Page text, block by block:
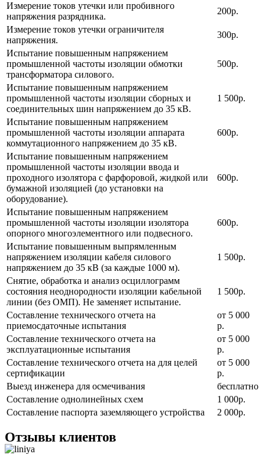
Измерение токов утечки или пробивного
напряжения разрядника.
200р.
Измерение токов утечки ограничителя
напряжения.
300р.
Испытание повышенным напряжением
промышленной частоты изоляции обмотки
трансформатора силового.
500р.
Испытание повышенным напряжением
промышленной частоты изоляции сборных и
соединительных шин напряжением до 35 кВ.
1 500р.
Испытание повышенным напряжением
промышленной частоты изоляции аппарата
коммутационного напряжением до 35 кВ.
600р.
Испытание повышенным напряжением
промышленной частоты изоляции ввода и
проходного изолятора с фарфоровой, жидкой или
бумажной изоляцией (до установки на
оборудование).
600р.
Испытание повышенным напряжением
промышленной частоты изоляции изолятора
опорного многоэлементного или подвесного.
600р.
Испытание повышенным выпрямленным
напряжением изоляции кабеля силового
напряжением до 35 кВ (за каждые 1000 м).
1 500р.
Снятие, обработка и анализ осциллограмм
состояния неоднородности изоляции кабельной
линии (без ОМП). Не заменяет испытание.
1 500р.
Составление технического отчета на
приемосдаточные испытания
от 5 000
р.
Составление технического отчета на
эксплуатационные испытания
от 5 000
р.
Составление технического отчета на для целей
сертификации
от 5 000
р.
Выезд инженера для осмечивания
бесплатно
Составление однолинейных схем
1 000р.
Составление паспорта заземляющего устройства
2 000р.
Отзывы клиентов